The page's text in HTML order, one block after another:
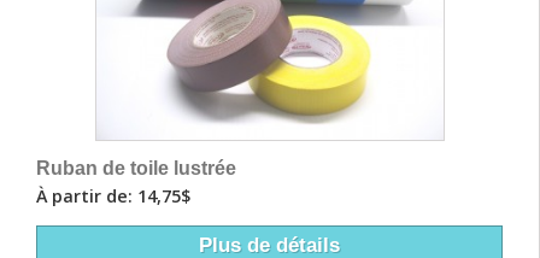
Ruban de toile lustrée
À partir de: 14,75$
Plus de détails